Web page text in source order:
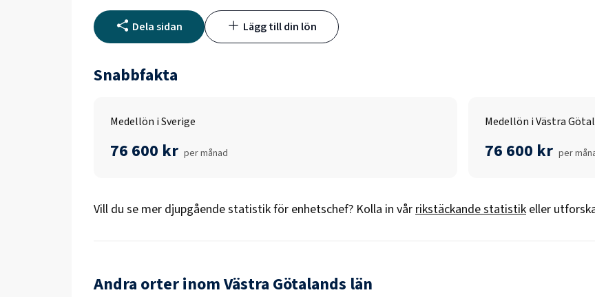
Dela sidan Lägg till din lön
Snabbfakta
Medellön i Sverige
76 600 kr per månad
Medellön i Västra
76 600 kr per
Vill du se mer djupgående statistik för enhetschef? Kolla in vårrikstäckande statistik eller
Andra orter inom Västra Götalands län